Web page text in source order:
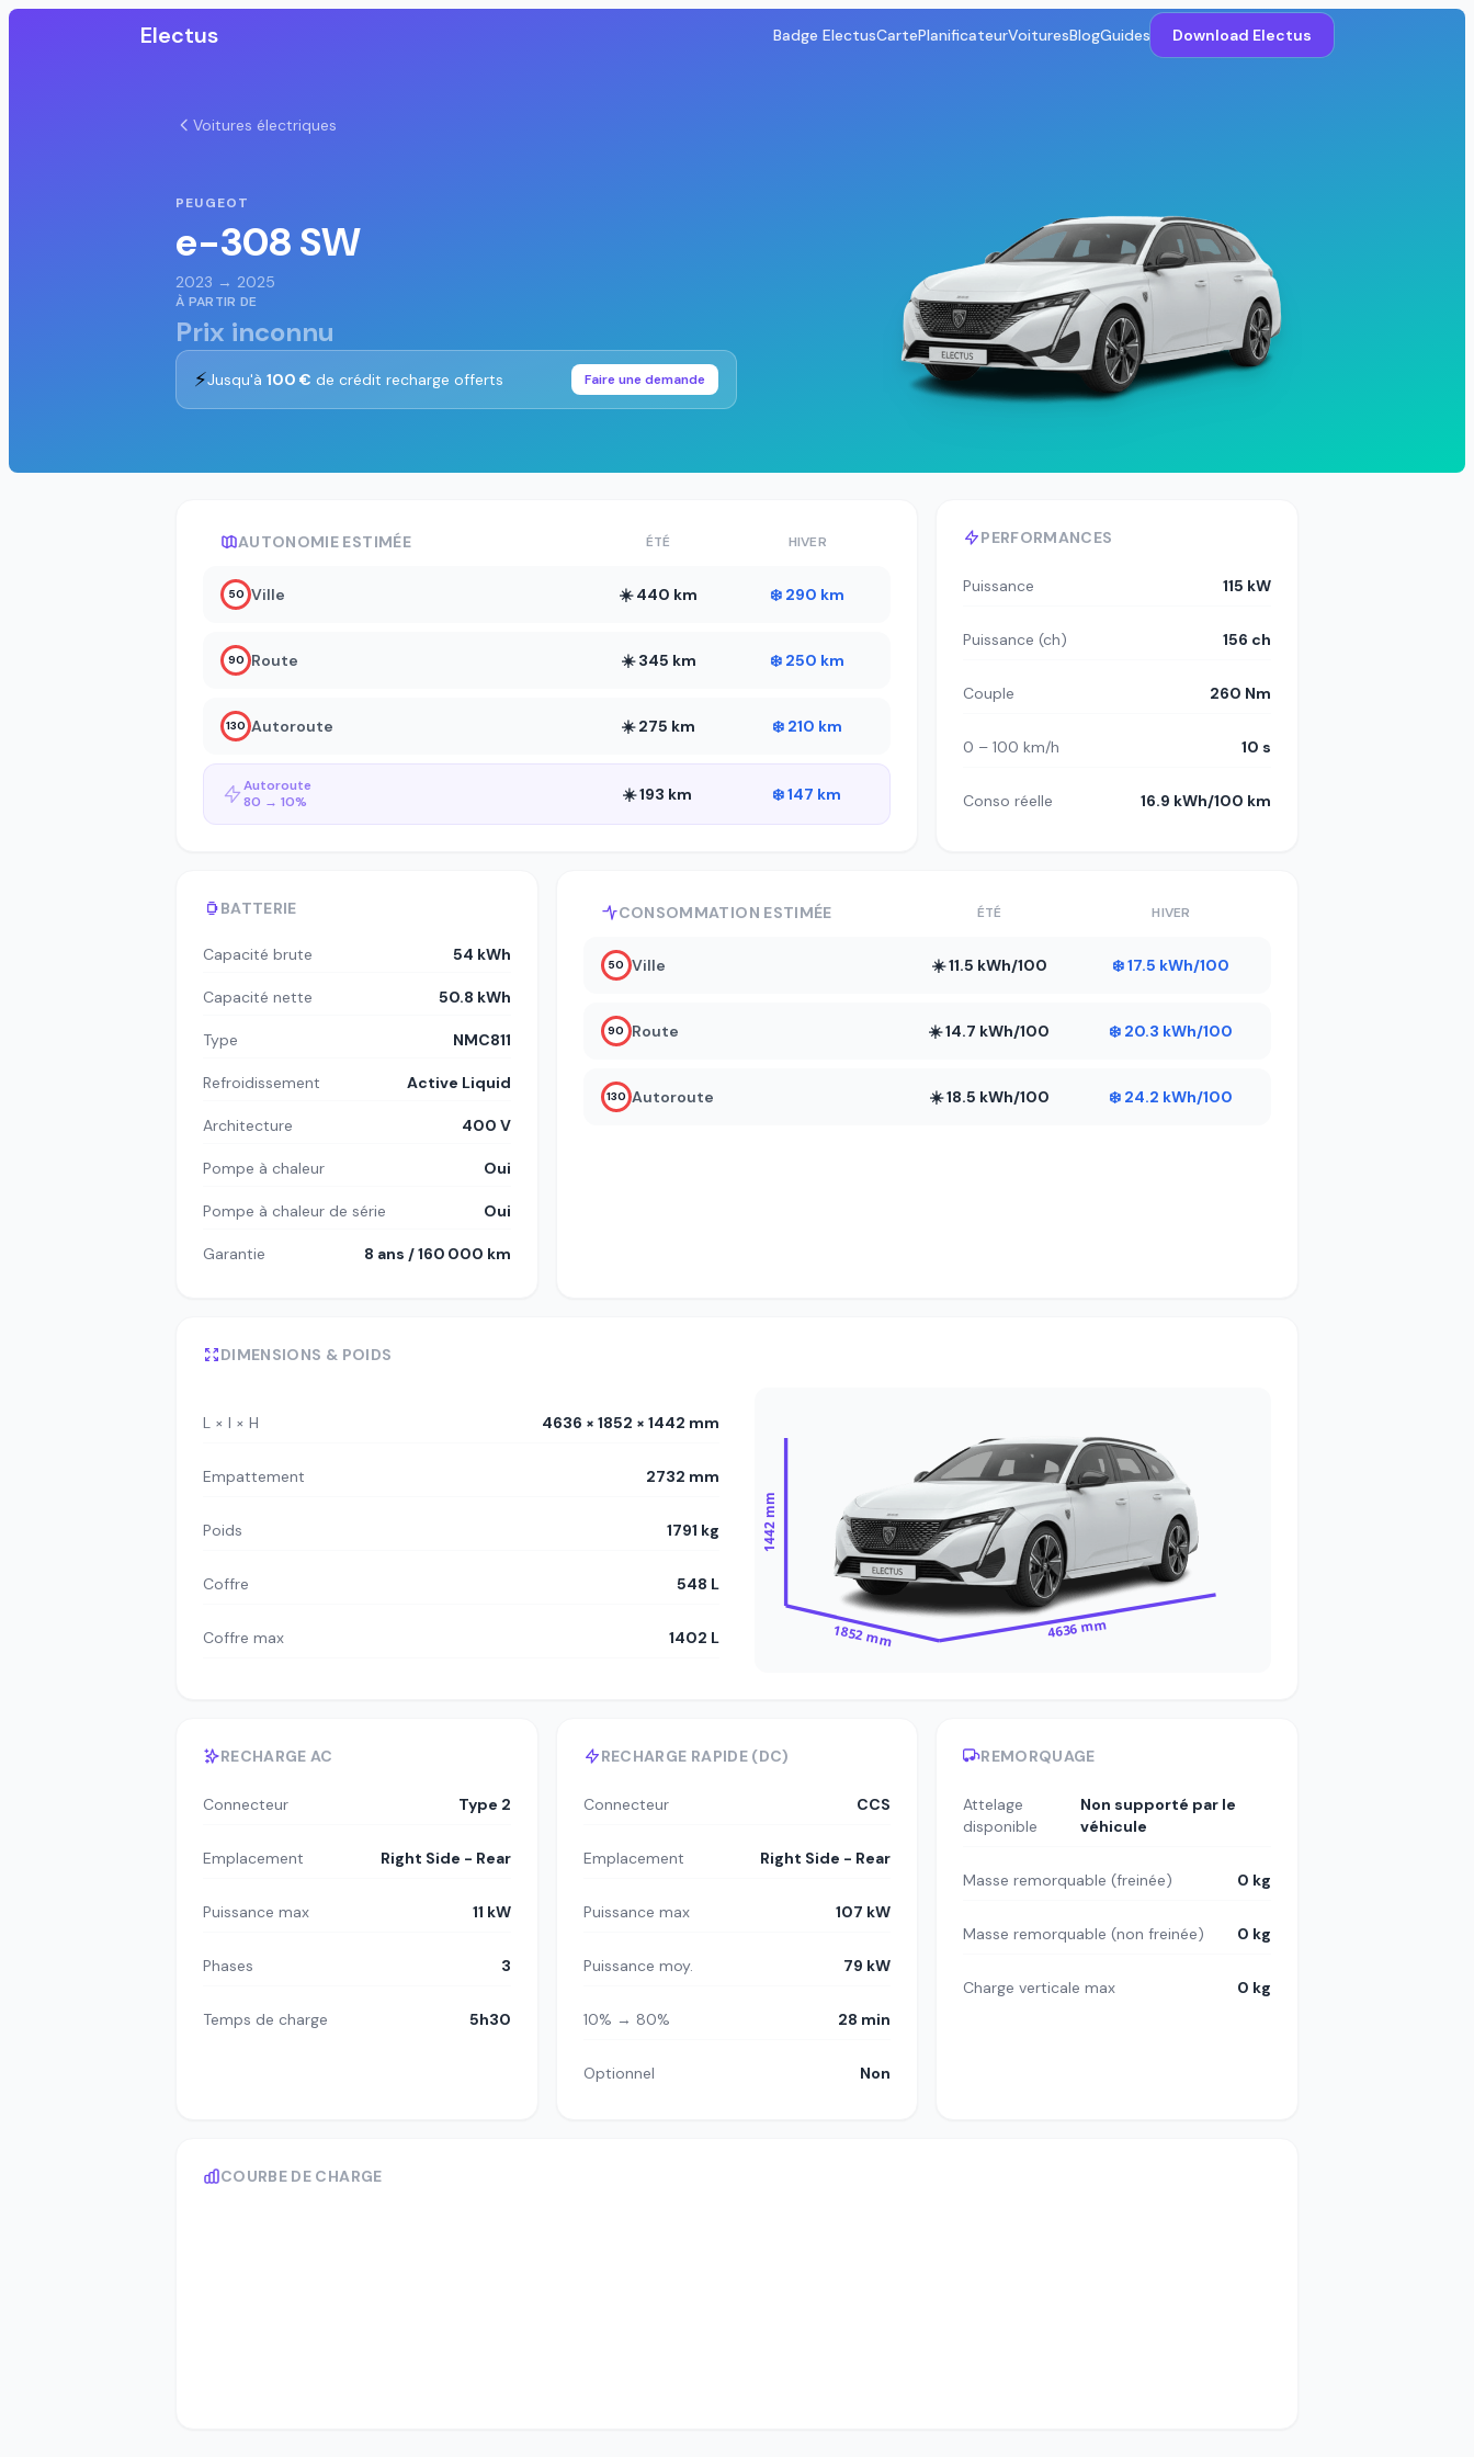
Electus Badge ElectusCartePlanificateurVoituresBlogGuides Download Electus
Voitures électriques
PEUGEOT
e-308 SW
2023 → 2025
À PARTIR DE
Prix inconnu
⚡Jusqu'à 100 € de crédit recharge offerts Faire une demande
AUTONOMIE ESTIMÉE ÉTÉ HIVER
50 Ville ☀️ 440 km ❄️ 290 km
90 Route ☀️ 345 km ❄️ 250 km
130 Autoroute ☀️ 275 km ❄️ 210 km
Autoroute
80 → 10%
☀️ 193 km ❄️ 147 km
PERFORMANCES
Puissance 115 kW
Puissance (ch) 156 ch
Couple 260 Nm
0 – 100 km/h 10 s
Conso réelle 16.9 kWh/100 km
BATTERIE
Capacité brute 54 kWh
Capacité nette 50.8 kWh
Type NMC811
Refroidissement Active Liquid
Architecture 400 V
Pompe à chaleur Oui
Pompe à chaleur de série Oui
Garantie 8 ans / 160 000 km
CONSOMMATION ESTIMÉE ÉTÉ HIVER
50 Ville ☀️ 11.5 kWh/100 ❄️ 17.5 kWh/100
90 Route ☀️ 14.7 kWh/100 ❄️ 20.3 kWh/100
130 Autoroute ☀️ 18.5 kWh/100 ❄️ 24.2 kWh/100
DIMENSIONS & POIDS
L × l × H 4636 × 1852 × 1442 mm
Empattement 2732 mm
Poids 1791 kg
Coffre 548 L
Coffre max 1402 L
1442 mm
1852 mm 4636 mm
RECHARGE AC
Connecteur Type 2
Emplacement Right Side - Rear
Puissance max 11 kW
Phases 3
Temps de charge 5h30
RECHARGE RAPIDE (DC)
Connecteur CCS
Emplacement Right Side - Rear
Puissance max 107 kW
Puissance moy. 79 kW
10% → 80% 28 min
Optionnel Non
REMORQUAGE
Attelage
disponible
Non supporté par le
véhicule
Masse remorquable (freinée) 0 kg
Masse remorquable (non freinée) 0 kg
Charge verticale max 0 kg
COURBE DE CHARGE